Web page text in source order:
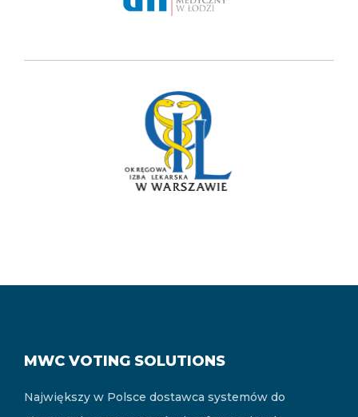
MWC VOTING SOLUTIONS
Największy w Polsce dostawca systemów do